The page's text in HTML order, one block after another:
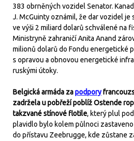
383 obrněných vozidel Senator.
J. McGuinty oznámil, že dar vozidel
ve výši 2 miliard dolarů schválené na
Ministryně zahraničí Anita Anand
milionů dolarů do Fondu energetické
s opravou a obnovou energetické
ruskými útoky.
Belgická armáda zapodpory
zadržela u pobřeží poblíž Ostende
takzvané stínové flotile, který plul
plavidlo bylo kolem půlnoci
do přístavu Zeebrugge, kde zůstane